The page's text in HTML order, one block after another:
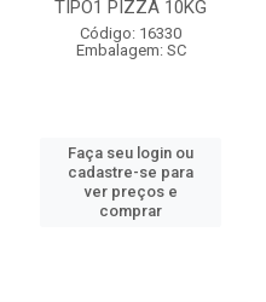
TIPO1 PIZZA 10KG
Código: 16330
Embalagem: SC
Faça seu login ou
cadastre-se para
ver preços e
comprar